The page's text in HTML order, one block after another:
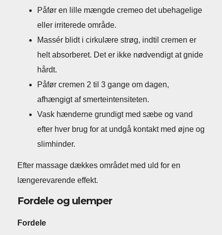
Påfør en lille mængde cremeo det ubehagelige
eller irriterede område.
Massér blidt i cirkulære strøg, indtil cremen er
helt absorberet. Det er ikke nødvendigt at gnide
hårdt.
Påfør cremen 2 til 3 gange om dagen,
afhængigt af smerteintensiteten.
Vask hænderne grundigt med sæbe og vand
efter hver brug for at undgå kontakt med øjne og
slimhinder.
Efter massage dækkes området med uld for en
længerevarende effekt.
Fordele og ulemper
Fordele